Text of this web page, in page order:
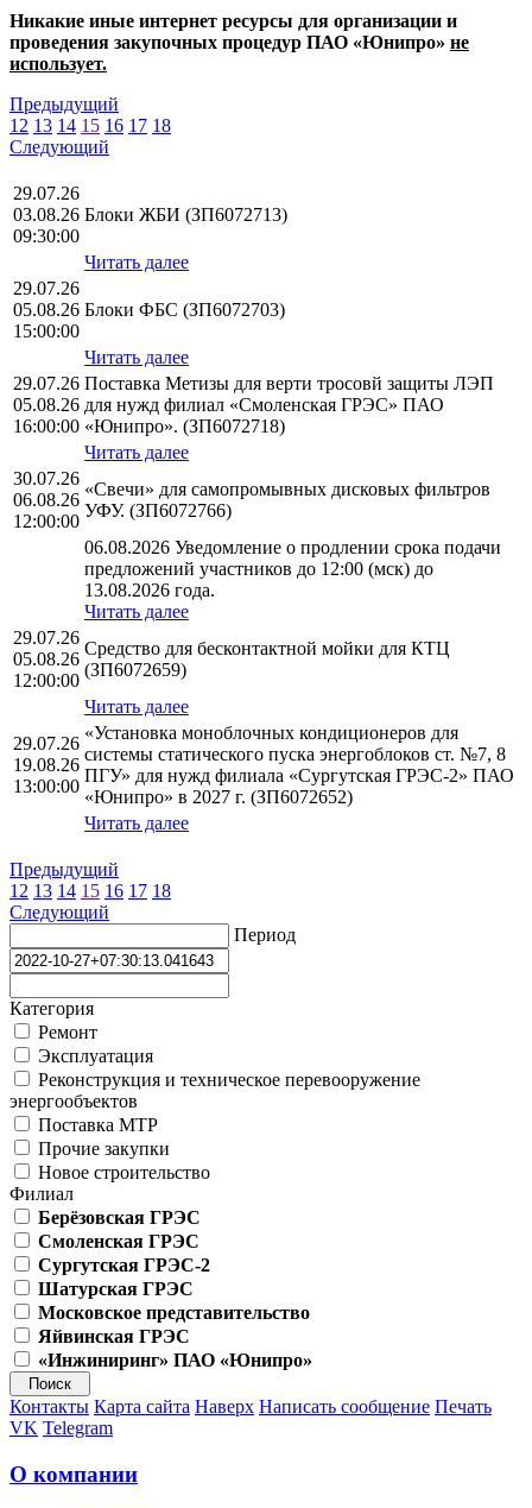
Никакие иные интернет ресурсы для организации и
проведения закупочных процедур ПАО «Юнипро» не
использует.
Предыдущий
12 13 14 15 16 17 18
Следующий
29.07.26
03.08.26
09:30:00
Блоки ЖБИ (ЗП6072713)
Читать далее
29.07.26
05.08.26
15:00:00
Блоки ФБС (ЗП6072703)
Читать далее
29.07.26
05.08.26
16:00:00
Поставка Метизы для верти тросовй защиты ЛЭП
для нужд филиал «Смоленская ГРЭС» ПАО
«Юнипро». (ЗП6072718)
Читать далее
30.07.26
06.08.26
12:00:00
«Свечи» для самопромывных дисковых фильтров
УФУ. (ЗП6072766)
06.08.2026 Уведомление о продлении срока подачи
предложений участников до 12:00 (мск) до
13.08.2026 года.
Читать далее
29.07.26
05.08.26
12:00:00
Средство для бесконтактной мойки для КТЦ
(ЗП6072659)
Читать далее
29.07.26
19.08.26
13:00:00
«Установка моноблочных кондиционеров для
системы статического пуска энергоблоков ст. №7, 8
ПГУ» для нужд филиала «Сургутская ГРЭС-2» ПАО
«Юнипро» в 2027 г. (ЗП6072652)
Читать далее
Предыдущий
12 13 14 15 16 17 18
Следующий
Период
Категория
Ремонт
Эксплуатация
Реконструкция и техническое перевооружение
энергообъектов
Поставка МТР
Прочие закупки
Новое строительство
Филиал
Берёзовская ГРЭС
Смоленская ГРЭС
Сургутская ГРЭС-2
Шатурская ГРЭС
Московское представительство
Яйвинская ГРЭС
«Инжиниринг» ПАО «Юнипро»
Контакты Карта сайта Наверх Написать сообщение Печать
VK Telegram
О компании